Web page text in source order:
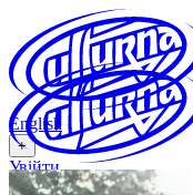
English
+
Увійти